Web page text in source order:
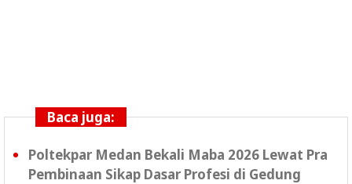
Baca juga:
Poltekpar Medan Bekali Maba 2026 Lewat Pra
Pembinaan Sikap Dasar Profesi di Gedung